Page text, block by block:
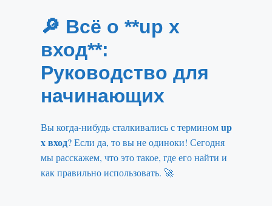
🔎 Всё о **up x
вход**:
Руководство для
начинающих
Вы когда-нибудь сталкивались с терминомup
x вход? Если да, то вы не одиноки! Сегодня
мы расскажем, что это такое, где его найти и
как правильно использовать. 🚀